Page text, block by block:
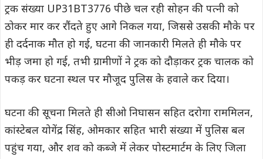
ट्रक संख्या UP31BT3776 पीछे चल रही सोहन की पत्नी को
ठोकर मार कर रौंदते हुए आगे निकल गया, जिससे उसकी मौके पर
ही दर्दनाक मौत हो गई, घटना की जानकारी मिलते ही मौके पर
भीड़ जमा हो गई, तभी ग्रामीणों ने ट्रक को दौड़ाकर ट्रक चालक को
पकड़ कर घटना स्थल पर मौजूद पुलिस के हवाले कर दिया।
घटना की सूचना मिलते ही सीओ निघासन सहित दरोगा राममिलन,
कांस्टेबल योगेंद्र सिंह, ओमकार सहित भारी संख्या में पुलिस बल
पहुंच गया, और शव को कब्जे में लेकर पोस्टमार्टम के लिए जिला